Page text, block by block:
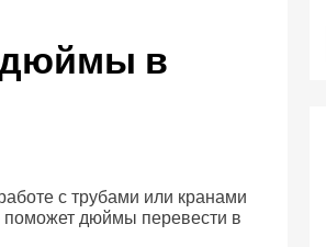
дюймы в
с трубами или кранами
поможет дюймы перевести в